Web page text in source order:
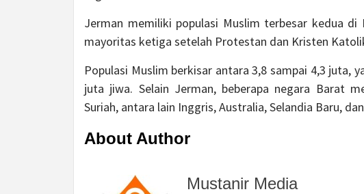
Jerman memiliki populasi Muslim terbesar kedua
mayoritas ketiga setelah Protestan dan Kristen
Populasi Muslim berkisar antara 3,8 sampai 4,3 juta,
juta jiwa. Selain Jerman, beberapa negara Barat
Suriah, antara lain Inggris, Australia, Selandia Baru,
About Author
Mustanir Media